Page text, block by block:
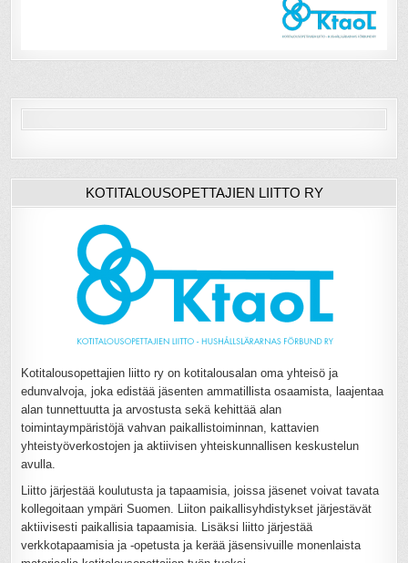
KOTITALOUSOPETTAJIEN LIITTO RY
Kotitalousopettajien liitto ry on kotitalousalan oma yhteisö ja
edunvalvoja, joka edistää jäsenten ammatillista osaamista, laajentaa
alan tunnettuutta ja arvostusta sekä kehittää alan
toimintaympäristöjä vahvan paikallistoiminnan, kattavien
yhteistyöverkostojen ja aktiivisen yhteiskunnallisen keskustelun
avulla.
Liitto järjestää koulutusta ja tapaamisia, joissa jäsenet voivat tavata
kollegoitaan ympäri Suomen. Liiton paikallisyhdistykset järjestävät
aktiivisesti paikallisia tapaamisia. Lisäksi liitto järjestää
verkkotapaamisia ja -opetusta ja kerää jäsensivuille monenlaista